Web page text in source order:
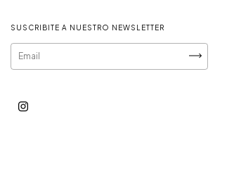
SUSCRIBITE A NUESTRO NEWSLETTER